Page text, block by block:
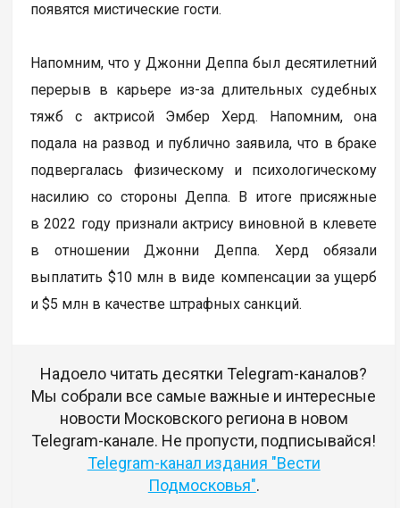
появятся мистические гости.
Напомним, что у Джонни Деппа был десятилетний
перерыв в карьере из-за длительных судебных
тяжб с актрисой Эмбер Херд. Напомним, она
подала на развод и публично заявила, что в браке
подвергалась физическому и психологическому
насилию со стороны Деппа. В итоге присяжные
в 2022 году признали актрису виновной в клевете
в отношении Джонни Деппа. Херд обязали
выплатить $10 млн в виде компенсации за ущерб
и $5 млн в качестве штрафных санкций.
Надоело читать десятки Telegram-каналов?
Мы собрали все самые важные и интересные
новости Московского региона в новом
Telegram-канале. Не пропусти, подписывайся!
Telegram-канал издания "Вести
Подмосковья".